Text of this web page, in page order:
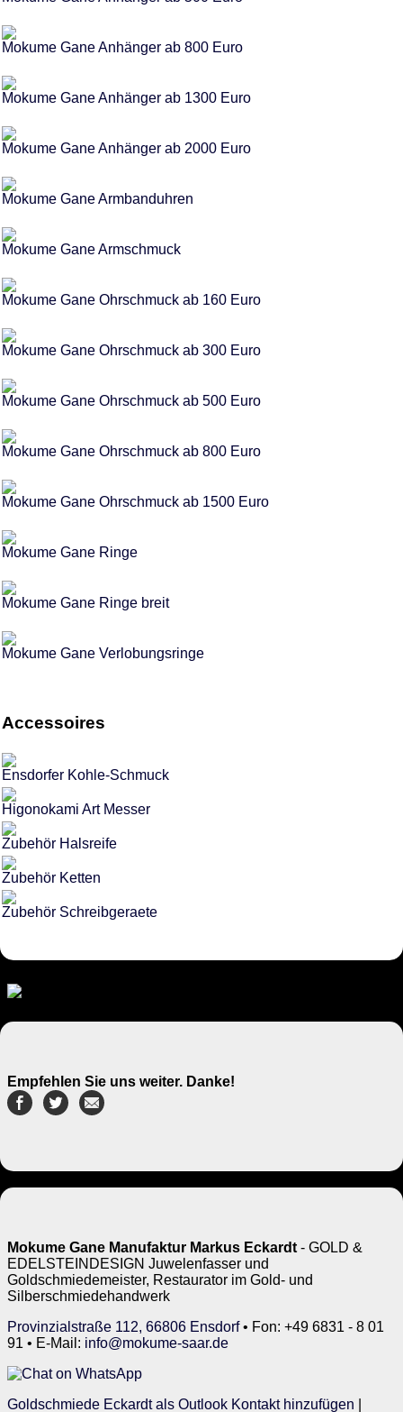
Mokume Gane Anhänger ab 800 Euro
Mokume Gane Anhänger ab 1300 Euro
Mokume Gane Anhänger ab 2000 Euro
Mokume Gane Armbanduhren
Mokume Gane Armschmuck
Mokume Gane Ohrschmuck ab 160 Euro
Mokume Gane Ohrschmuck ab 300 Euro
Mokume Gane Ohrschmuck ab 500 Euro
Mokume Gane Ohrschmuck ab 800 Euro
Mokume Gane Ohrschmuck ab 1500 Euro
Mokume Gane Ringe
Mokume Gane Ringe breit
Mokume Gane Verlobungsringe
Accessoires
Ensdorfer Kohle-Schmuck
Higonokami Art Messer
Zubehör Halsreife
Zubehör Ketten
Zubehör Schreibgeraete
Empfehlen Sie uns weiter. Danke!
Mokume Gane Manufaktur Markus Eckardt - GOLD &
EDELSTEINDESIGN Juwelenfasser und
Goldschmiedemeister, Restaurator im Gold- und
Silberschmiedehandwerk
Provinzialstraße 112, 66806 Ensdorf• Fon: +49 6831 - 8 01
91 • E-Mail: info@mokume-saar.de
Goldschmiede Eckardt als Outlook Kontakt hinzufügen